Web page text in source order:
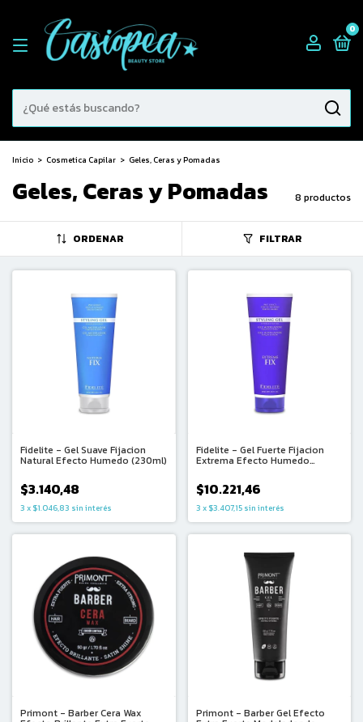
0
Inicio > Cosmetica Capilar > Geles, Ceras y Pomadas
Geles, Ceras y Pomadas 8 productos
ORDENAR FILTRAR
Fidelite - Gel Suave Fijacion
Natural Efecto Humedo (230ml)
$3.140,48
3 x $1.046,83 sin interés
Fidelite - Gel Fuerte Fijacion
Extrema Efecto Humedo
$10.221,46
3 x $3.407,15 sin interés
Primont - Barber Cera Wax Primont - Barber Gel Efecto